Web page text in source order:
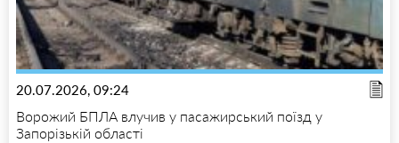
20.07.2026, 09:24
Ворожий БПЛА влучив у пасажирський поїзд у
Запорізькій області